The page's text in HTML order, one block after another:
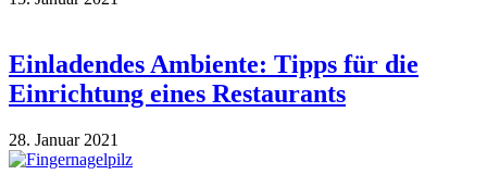
Einladendes Ambiente: Tipps für die
Einrichtung eines Restaurants
28. Januar 2021